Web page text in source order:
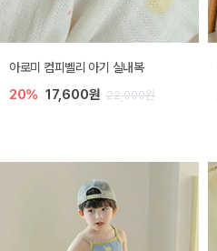
아로미 컴피벨리 아기 실내복
20% 17,600원 22,000원